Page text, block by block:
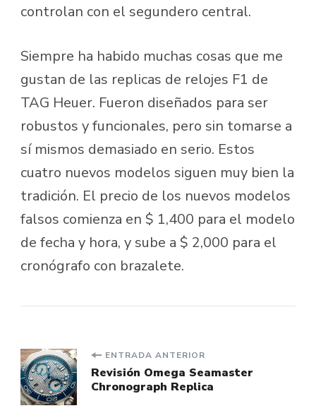
controlan con el segundero central.
Siempre ha habido muchas cosas que me
gustan de las replicas de relojes F1 de
TAG Heuer. Fueron diseñados para ser
robustos y funcionales, pero sin tomarse a
sí mismos demasiado en serio. Estos
cuatro nuevos modelos siguen muy bien la
tradición. El precio de los nuevos modelos
falsos comienza en $ 1,400 para el modelo
de fecha y hora, y sube a $ 2,000 para el
cronógrafo con brazalete.
Navegación
de
ENTRADA ANTERIOR
Revisión Omega Seamaster
Chronograph Replica